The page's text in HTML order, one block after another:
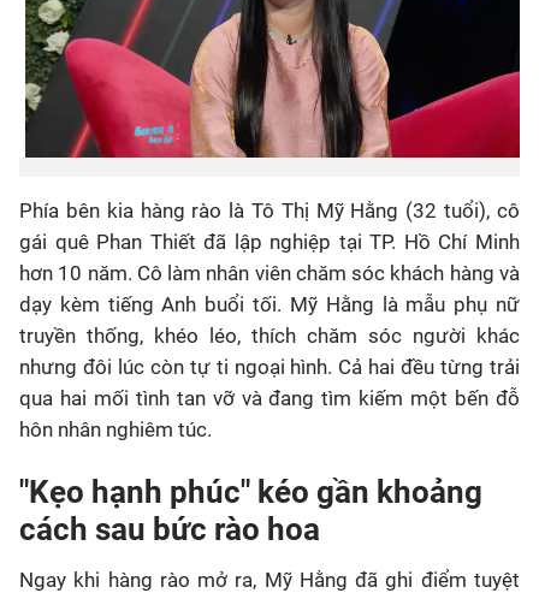
Phía bên kia hàng rào là Tô Thị Mỹ Hằng (32 tuổi), cô
gái quê Phan Thiết đã lập nghiệp tại TP. Hồ Chí Minh
hơn 10 năm. Cô làm nhân viên chăm sóc khách hàng và
dạy kèm tiếng Anh buổi tối. Mỹ Hằng là mẫu phụ nữ
truyền thống, khéo léo, thích chăm sóc người khác
nhưng đôi lúc còn tự ti ngoại hình. Cả hai đều từng trải
qua hai mối tình tan vỡ và đang tìm kiếm một bến đỗ
hôn nhân nghiêm túc.
"Kẹo hạnh phúc" kéo gần khoảng
cách sau bức rào hoa
Ngay khi hàng rào mở ra, Mỹ Hằng đã ghi điểm tuyệt